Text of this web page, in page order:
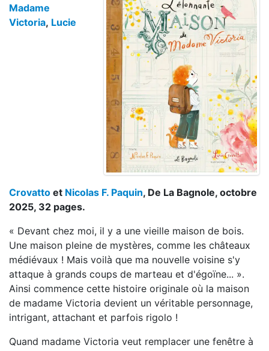
Madame
Victoria, Lucie
Crovatto et Nicolas F. Paquin, De La Bagnole, octobre
2025, 32 pages.
« Devant chez moi, il y a une vieille maison de bois.
Une maison pleine de mystères, comme les châteaux
médiévaux ! Mais voilà que ma nouvelle voisine s'y
attaque à grands coups de marteau et d'égoïne... ».
Ainsi commence cette histoire originale où la maison
de madame Victoria devient un véritable personnage,
intrigant, attachant et parfois rigolo !
Quand madame Victoria veut remplacer une fenêtre à